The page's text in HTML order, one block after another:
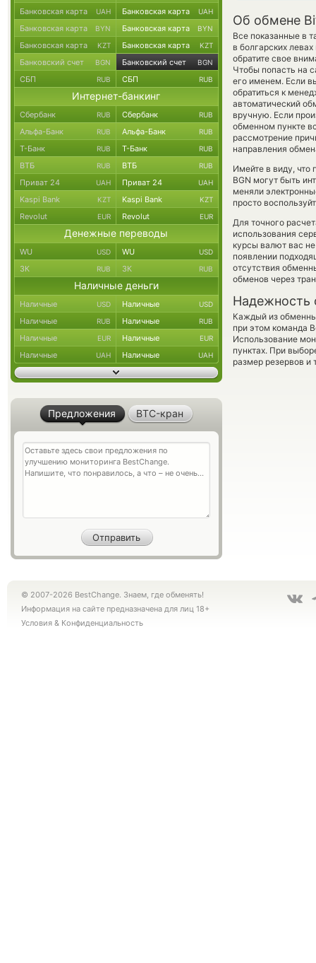
Об обмене
Все показанные в
в болгарских
обратите свое
Чтобы попасть на
его именем. Если
обратиться к
автоматический
вручную. Если
обменном пункте
рассмотрение
направления
Имейте в виду, что
BGN могут быть
меняли
просто
Для точного
использования
курсы валют вас
появлении
отсутствия
обменов через
Надежность
Каждый из
при этом команда
Использование
пунктах. При
размер резервов и
Банковская карта UAH Банковская карта UAH
Банковская карта BYN Банковская карта BYN
Банковская карта KZT Банковская карта KZT
Банковский счет BGN Банковский счет BGN
СБП RUB СБП RUB
Интернет-банкинг
Сбербанк RUB Сбербанк RUB
Альфа-Банк RUB Альфа-Банк RUB
Т-Банк RUB Т-Банк RUB
ВТБ RUB ВТБ RUB
Приват 24 UAH Приват 24 UAH
Kaspi Bank KZT Kaspi Bank KZT
Revolut EUR Revolut EUR
Денежные переводы
WU USD WU USD
ЗК RUB ЗК RUB
Наличные деньги
Наличные USD Наличные USD
Наличные RUB Наличные RUB
Наличные EUR Наличные EUR
Наличные UAH Наличные UAH
Предложения BTC-кран
© 2007-2026 BestChange. Знаем, где обменять!
Информация на сайте предназначена для лиц 18+
Условия & Конфиденциальность